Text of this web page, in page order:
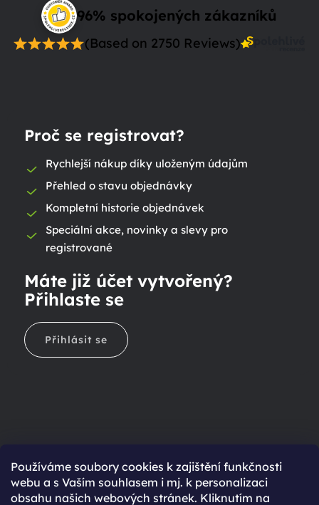
Používáme soubory cookies k zajištění funkčnosti
webu a s Vaším souhlasem i mj. k personalizaci
obsahu našich webových stránek. Kliknutím na
96% spokojených zákazníků
(Based on 2750 Reviews)
Proč se registrovat?
Rychlejší nákup díky uloženým údajům
Přehled o stavu objednávky
Kompletní historie objednávek
Speciální akce, novinky a slevy pro
registrované
Máte již účet vytvořený?
Přihlaste se
Přihlásit se
Ještě nemáte účet?
Rychlejší nákup díky uloženým údajům